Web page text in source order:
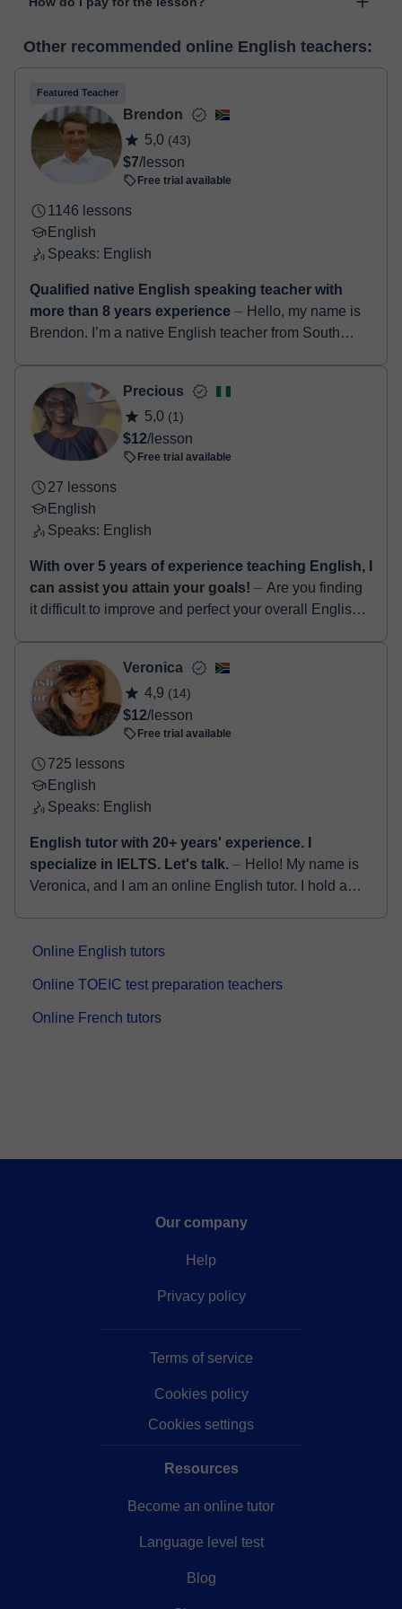
editor, webcam, screen sharing and many more.
View virtual
classroom
make the payment through our virtual payment service. You have
two options:
- Debit / Credit
- Paypal
Once the payment is settled, we'll send you an e-mail with the
booking confirmation.
Other recommended online English teachers:
Featured Teacher
Brendon
5,0 (43)
$7/lesson
Free trial available
1146 lessons
English
Speaks: English
Qualified native English speaking teacher with
more than 8 years experience ⏤ Hello, my name is
Brendon. I’m a native English teacher from South
Precious
5,0 (1)
$12/lesson
Free trial available
27 lessons
English
Speaks: English
With over 5 years of experience teaching English, I
can assist you attain your goals! ⏤ Are you finding
it difficult to improve and perfect your overall English
Veronica
4,9 (14)
$12/lesson
Free trial available
725 lessons
English
Speaks: English
English tutor with 20+ years' experience. I
specialize in IELTS. Let's talk. ⏤ Hello! My name is
Veronica, and I am an online English tutor. I hold a
Online English tutors
Online TOEIC test preparation teachers
Online French tutors
Our company
Help
Privacy policy
Terms of service
Cookies policy
Cookies settings
Resources
Become an online tutor
Language level test
Blog